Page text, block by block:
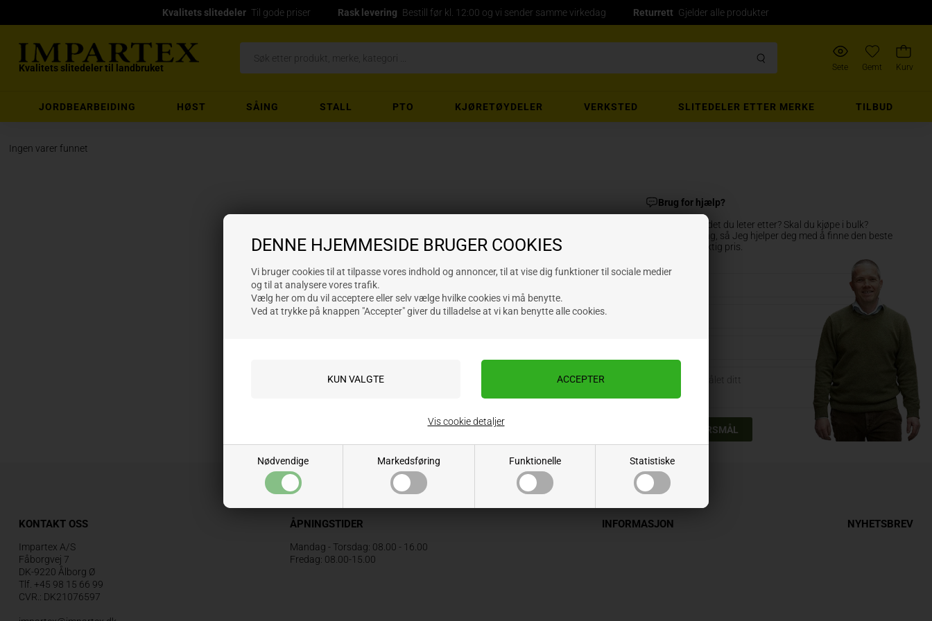
DENNE HJEMMESIDE BRUGER COOKIES
Vi bruger cookies til at tilpasse vores indhold og annoncer, til at vise dig funktioner til sociale medier
og til at analysere vores trafik.
Vælg her om du vil acceptere eller selv vælge hvilke cookies vi må benytte.
Ved at trykke på knappen "Accepter" giver du tilladelse at vi kan benytte alle cookies.
Nødvendige Markedsføring Funktionelle Statistiske
Vis cookie detaljer
Kvalitets slitedeler Til gode priser Rask levering Bestill før kl. 12:00 og vi sender samme virkedag Returrett Gjelder alle produkter
Kvalitets slitedeler til landbruket Sete Gemt Kurv
JORDBEARBEIDING HØST SÅING STALL PTO KJØRETØYDELER VERKSTED SLITEDELER ETTER MERKE TILBUD
Ingen varer funnet
Brug for hjælp?
Har du funnet det du leter etter? Skal du kjøpe i bulk?
Send en melding, så Jeg hjelper deg med å finne den beste
kvaliteten, til riktig pris.
KONTAKT OSS
Impartex A/S
Fåborgvej 7
DK-9220 Ålborg Ø
Tlf. +45 98 15 66 99
CVR.: DK21076597
ÅPNINGSTIDER
Mandag - Torsdag: 08.00 - 16.00
Fredag: 08.00-15.00
INFORMASJON NYHETSBREV